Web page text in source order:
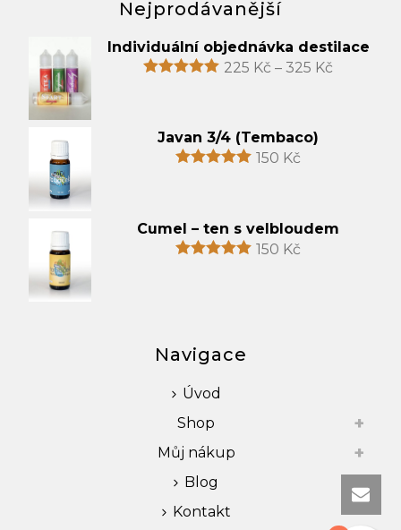
Nejprodávanější
Individuální objednávka destilace
225 Kč – 325 Kč
Javan 3/4 (Tembaco)
150 Kč
Cumel – ten s velbloudem
150 Kč
Navigace
Úvod
Shop
Můj nákup
Blog
Kontakt